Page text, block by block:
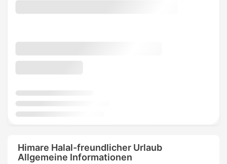
Himare Halal-freundlicher Urlaub
Allgemeine Informationen